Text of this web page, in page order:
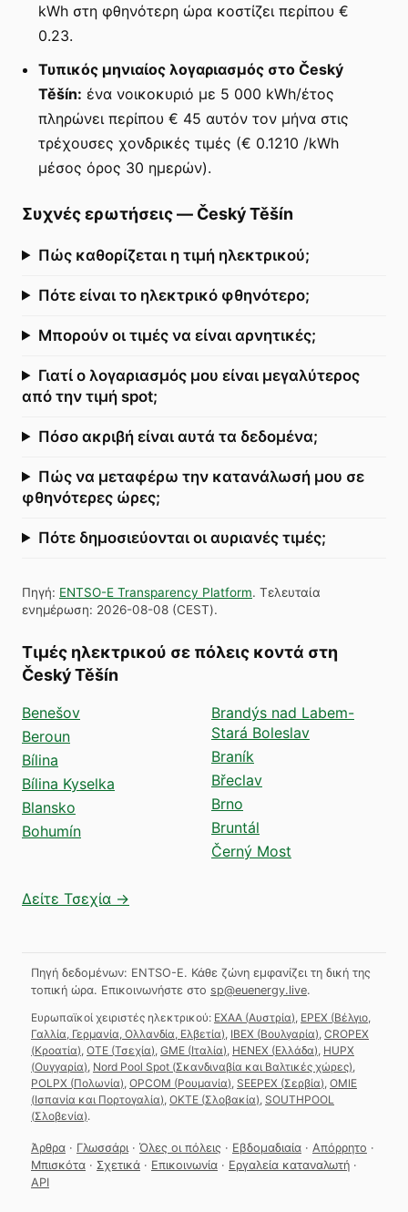
kWh στη φθηνότερη ώρα κοστίζει περίπου €
0.23.
Τυπικός μηνιαίος λογαριασμός στο Český
Těšín: ένα νοικοκυριό με 5 000 kWh/έτος
πληρώνει περίπου € 45 αυτόν τον μήνα στις
τρέχουσες χονδρικές τιμές (€ 0.1210 /kWh
μέσος όρος 30 ημερών).
Συχνές ερωτήσεις— Český Těšín
Πώς καθορίζεται η τιμή ηλεκτρικού;
Πότε είναι το ηλεκτρικό φθηνότερο;
Μπορούν οι τιμές να είναι αρνητικές;
Γιατί ο λογαριασμός μου είναι μεγαλύτερος
από την τιμή spot;
Πόσο ακριβή είναι αυτά τα δεδομένα;
Πώς να μεταφέρω την κατανάλωσή μου σε
φθηνότερες ώρες;
Πότε δημοσιεύονται οι αυριανές τιμές;
Πηγή: ENTSO-E Transparency Platform. Τελευταία
ενημέρωση: 2026-08-08 (CEST).
Τιμές ηλεκτρικού σε πόλεις κοντά στη
Český Těšín
Benešov
Beroun
Bílina
Bílina Kyselka
Blansko
Bohumín
Brandýs nad Labem-
Stará Boleslav
Braník
Břeclav
Brno
Bruntál
Černý Most
Δείτε Τσεχία →
Πηγή δεδομένων: ENTSO-E. Κάθε ζώνη εμφανίζει τη δική της
τοπική ώρα. Επικοινωνήστε στο sp@euenergy.live.
Ευρωπαϊκοί χειριστές ηλεκτρικού: EXAA (Αυστρία) EPEX (Βέλγιο,
Γαλλία, Γερμανία, Ολλανδία, Ελβετία) IBEX (Βουλγαρία) CROPEX
(Κροατία) OTE (Τσεχία) GME (Ιταλία) HENEX (Ελλάδα) HUPX
(Ουγγαρία) Nord Pool Spot (Σκανδιναβία και Βαλτικές χώρες)
POLPX (Πολωνία) OPCOM (Ρουμανία) SEEPEX (Σερβία) OMIE
(Ισπανία και Πορτογαλία) OKTE (Σλοβακία) SOUTHPOOL
(Σλοβενία).
Άρθρα · Γλωσσάρι · Όλες οι πόλεις · Εβδομαδιαία · Απόρρητο ·
Μπισκότα · Σχετικά · Επικοινωνία · Εργαλεία καταναλωτή ·
API